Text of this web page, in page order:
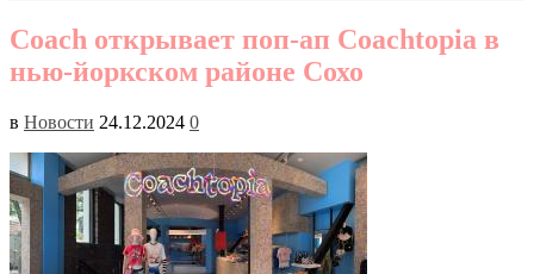
Coach открывает поп-ап Coachtopia в
нью-йоркском районе Сохо
в Новости 24.12.2024 0